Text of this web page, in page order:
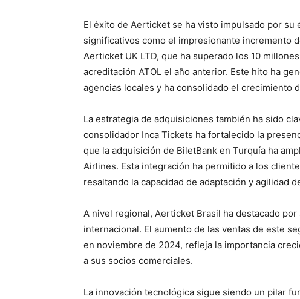
El éxito de Aerticket se ha visto impulsado por
significativos como el impresionante incremento
Aerticket UK LTD, que ha superado los 10
acreditación ATOL el año anterior. Este hito ha
agencias locales y ha consolidado el crecimiento
La estrategia de adquisiciones también ha sido
consolidador Inca Tickets ha fortalecido la
que la adquisición de BiletBank en Turquía ha
Airlines. Esta integración ha permitido a los
resaltando la capacidad de adaptación y agilidad
A nivel regional, Aerticket Brasil ha destacado
internacional. El aumento de las ventas de este
en noviembre de 2024, refleja la importancia
a sus socios comerciales.
La innovación tecnológica sigue siendo un pilar